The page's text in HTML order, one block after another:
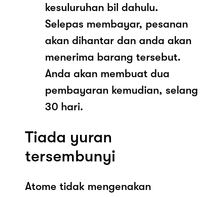
kesuluruhan bil dahulu.
Selepas membayar, pesanan
akan dihantar dan anda akan
menerima barang tersebut.
Anda akan membuat dua
pembayaran kemudian, selang
30 hari.
Tiada yuran
tersembunyi
Atome tidak mengenakan